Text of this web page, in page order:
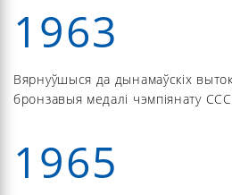
1963
Вярнуўшыся да дынамаўскіх
бронзавыя медалі чэмпіянату
1965